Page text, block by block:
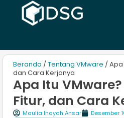
Beranda / Tentang VMware / Apa
dan Cara Kerjanya
Apa Itu
Fitur, dan Cara
Maulia Inayah Ansar Desember